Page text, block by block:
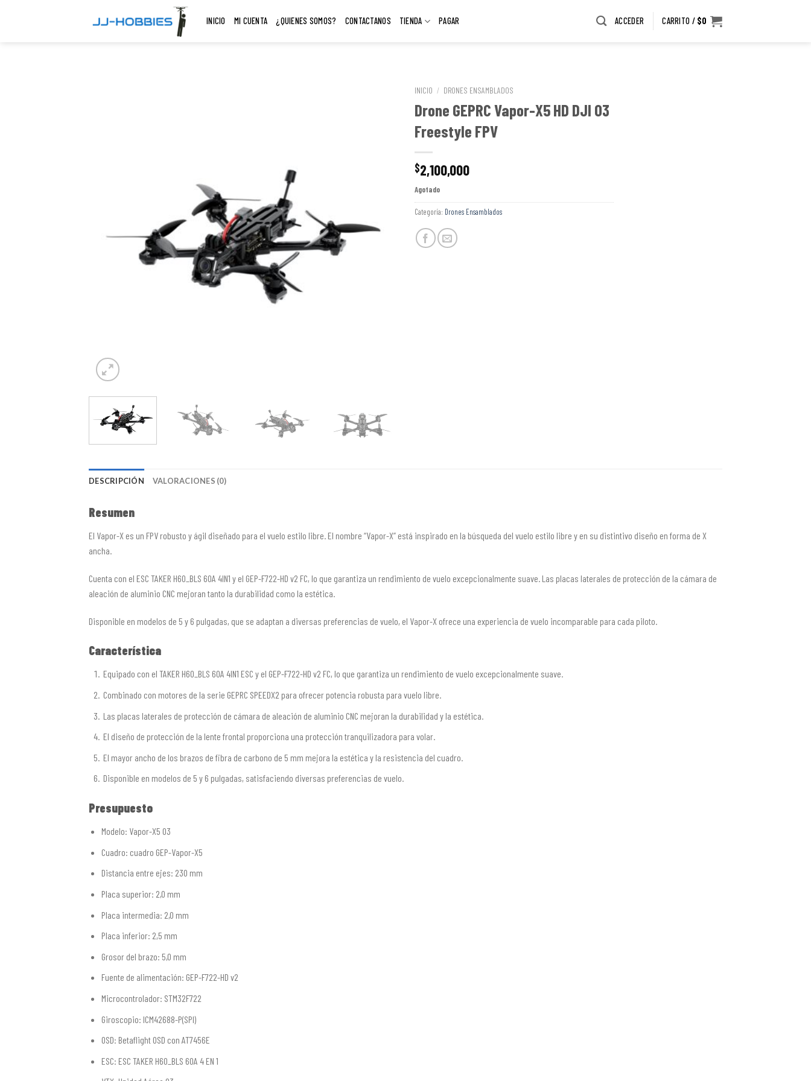
INICIO MI CUENTA ¿QUIENES SOMOS? CONTACTANOS TIENDA PAGAR ACCEDER CARRITO / $0
INICIO / DRONES ENSAMBLADOS
Drone GEPRC Vapor-X5 HD DJI O3
Freestyle FPV
$2,100,000
Agotado
Categoría: Drones Ensamblados
DESCRIPCIÓN VALORACIONES (0)
Resumen
El Vapor-X es un FPV robusto y ágil diseñado para el vuelo estilo libre. El nombre “Vapor-X” está inspirado en la búsqueda del vuelo estilo libre y en su distintivo diseño en forma de X
ancha.
Cuenta con el ESC TAKER H60_BLS 60A 4IN1 y el GEP-F722-HD v2 FC, lo que garantiza un rendimiento de vuelo excepcionalmente suave. Las placas laterales de protección de la cámara de
aleación de aluminio CNC mejoran tanto la durabilidad como la estética.
Disponible en modelos de 5 y 6 pulgadas, que se adaptan a diversas preferencias de vuelo, el Vapor-X ofrece una experiencia de vuelo incomparable para cada piloto.
Característica
Equipado con el TAKER H60_BLS 60A 4IN1 ESC y el GEP-F722-HD v2 FC, lo que garantiza un rendimiento de vuelo excepcionalmente suave.
Combinado con motores de la serie GEPRC SPEEDX2 para ofrecer potencia robusta para vuelo libre.
Las placas laterales de protección de cámara de aleación de aluminio CNC mejoran la durabilidad y la estética.
El diseño de protección de la lente frontal proporciona una protección tranquilizadora para volar.
El mayor ancho de los brazos de fibra de carbono de 5 mm mejora la estética y la resistencia del cuadro.
Disponible en modelos de 5 y 6 pulgadas, satisfaciendo diversas preferencias de vuelo.
Presupuesto
Modelo: Vapor-X5 O3
Cuadro: cuadro GEP-Vapor-X5
Distancia entre ejes: 230 mm
Placa superior: 2,0 mm
Placa intermedia: 2,0 mm
Placa inferior: 2,5 mm
Grosor del brazo: 5,0 mm
Fuente de alimentación: GEP-F722-HD v2
Microcontrolador: STM32F722
Giroscopio: ICM42688-P(SPI)
OSD: Betaflight OSD con AT7456E
ESC: ESC TAKER H60_BLS 60A 4 EN 1